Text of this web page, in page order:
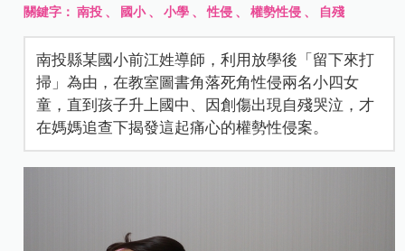
關鍵字：南投 、 國小、小學 、性侵 、權勢性侵 、 自殘
南投縣某國小前江姓導師，利用放學後「留下來打
掃」為由，在教室圖書角落死角性侵兩名小四女
童，直到孩子升上國中、因創傷出現自殘哭泣，才
在媽媽追查下揭發這起痛心的權勢性侵案。